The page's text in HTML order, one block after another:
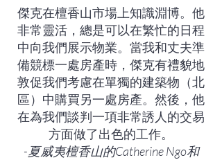
傑克在檀香山市場上知識淵博。他
非常靈活，總是可以在繁忙的日程
中向我們展示物業。當我和丈夫準
備競標一處房產時，傑克有禮貌地
敦促我們考慮在單獨的建築物（北
區）中購買另一處房產。然後，他
在為我們談判一項非常誘人的交易
方面做了出色的工作。
-夏威夷檀香山的Catherine Ngo和